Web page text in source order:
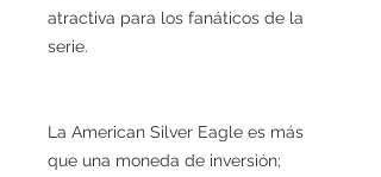
atractiva para los fanáticos de la
serie.
La American Silver Eagle es más
que una moneda de inversión;